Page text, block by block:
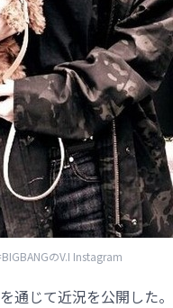
のV.I Instagram
通じて近況を公開した。